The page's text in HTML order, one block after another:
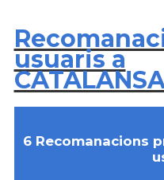
usuaris a
6 Recomanacions